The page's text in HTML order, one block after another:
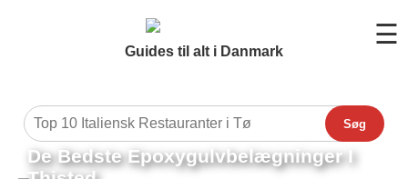
Guides til alt i Danmark
☰
Søg
De Bedste Epoxygulvbelægninger I